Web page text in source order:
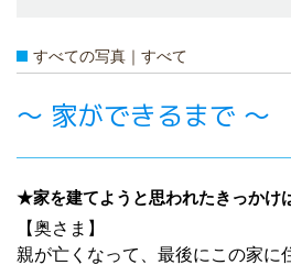
すべての写真｜すべて
～ 家ができるまで ～
★家を建てようと思われたきっかけ
【奥さま】
親が亡くなって、最後にこの家に